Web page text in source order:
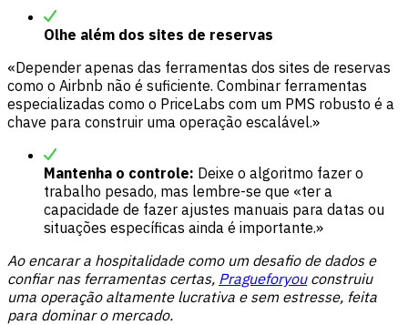
Olhe além dos sites de reservas
«Depender apenas das ferramentas dos sites de reservas
como o Airbnb não é suficiente. Combinar ferramentas
especializadas como o PriceLabs com um PMS robusto é a
chave para construir uma operação escalável.»
Mantenha o controle: Deixe o algoritmo fazer o
trabalho pesado, mas lembre-se que «ter a
capacidade de fazer ajustes manuais para datas ou
situações específicas ainda é importante.»
Ao encarar a hospitalidade como um desafio de dados e
confiar nas ferramentas certas, Pragueforyou construiu
uma operação altamente lucrativa e sem estresse, feita
para dominar o mercado.